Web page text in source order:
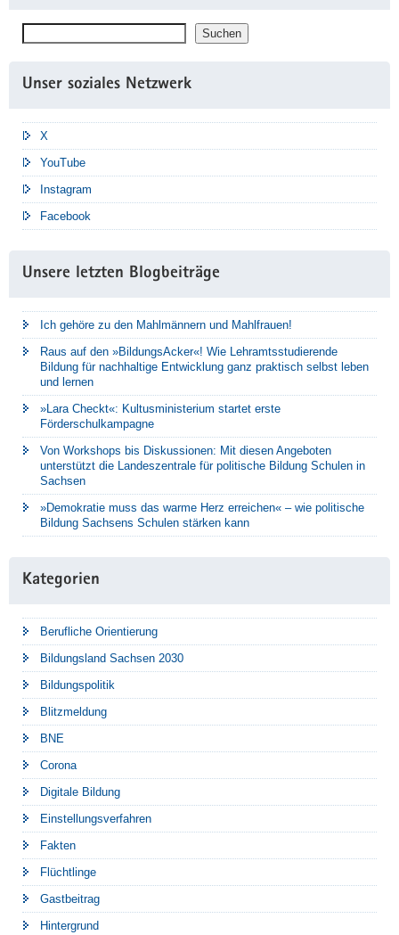
Suchen Suchen
Unser soziales Netzwerk
X
YouTube
Instagram
Facebook
Unsere letzten Blogbeiträge
Ich gehöre zu den Mahlmännern und Mahlfrauen!
Raus auf den »BildungsAcker«! Wie Lehramtsstudierende
Bildung für nachhaltige Entwicklung ganz praktisch selbst leben
und lernen
»Lara Checkt«: Kultusministerium startet erste
Förderschulkampagne
Von Workshops bis Diskussionen: Mit diesen Angeboten
unterstützt die Landeszentrale für politische Bildung Schulen in
Sachsen
»Demokratie muss das warme Herz erreichen« – wie politische
Bildung Sachsens Schulen stärken kann
Kategorien
Berufliche Orientierung
Bildungsland Sachsen 2030
Bildungspolitik
Blitzmeldung
BNE
Corona
Digitale Bildung
Einstellungsverfahren
Fakten
Flüchtlinge
Gastbeitrag
Hintergrund